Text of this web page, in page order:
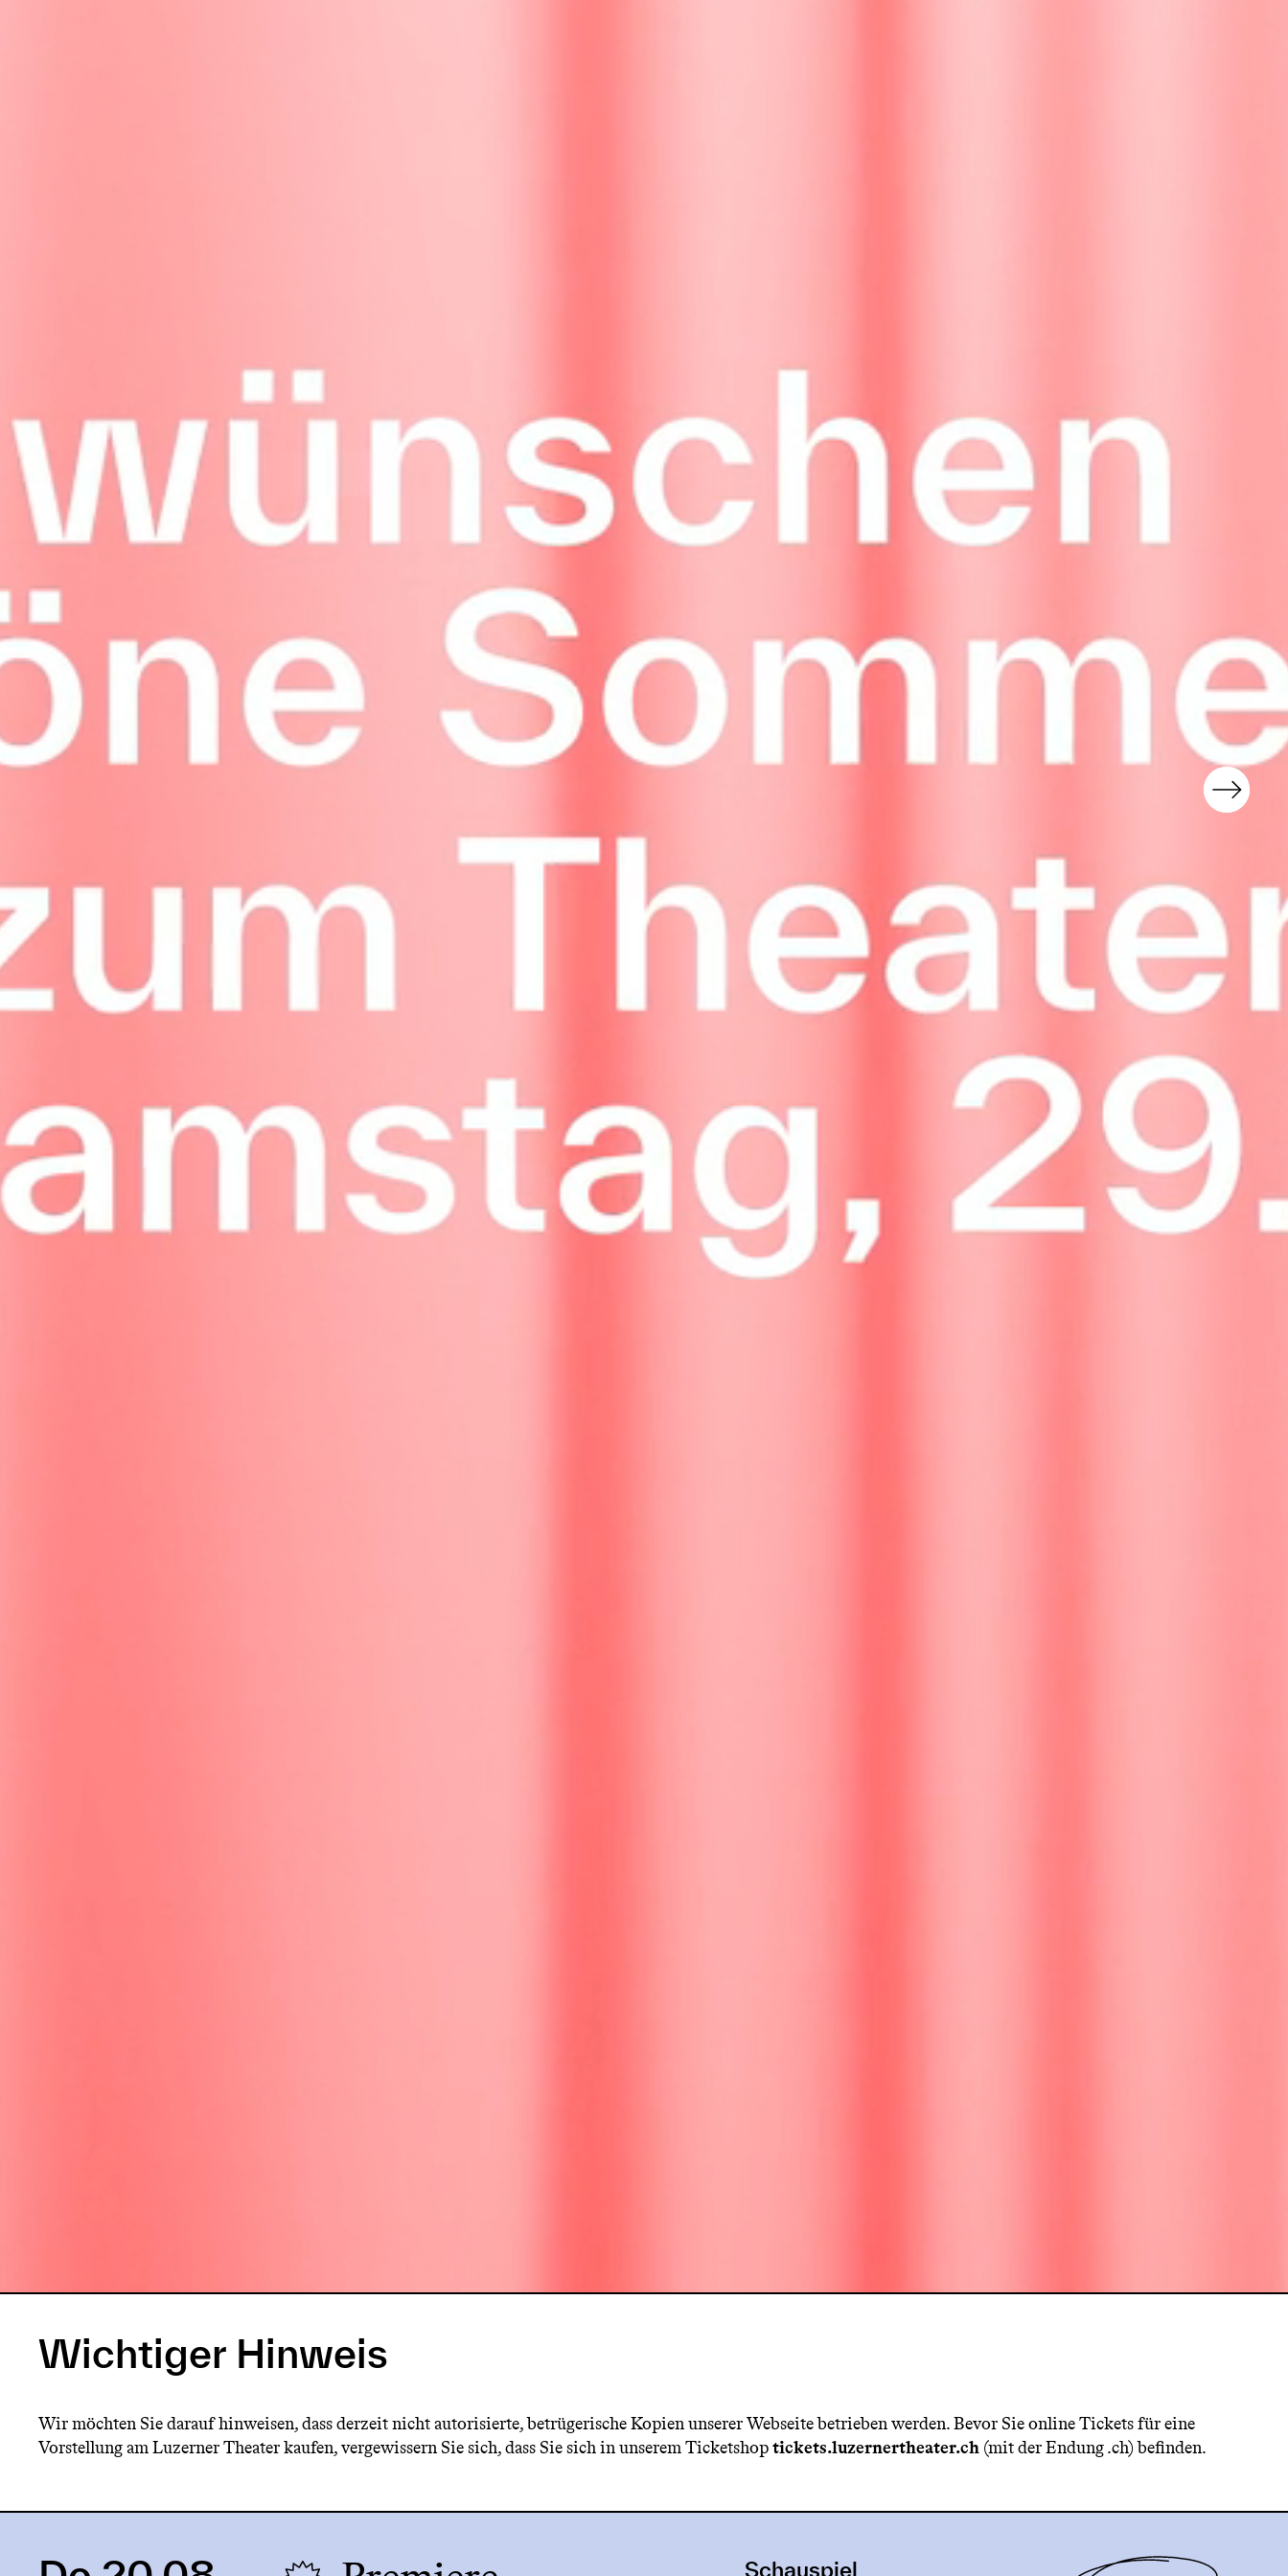
Wichtiger Hinweis
Wir möchten Sie darauf hinweisen, dass derzeit nicht autorisierte, betrügerische Kopien unserer Webseite betrieben werden. Bevor Sie online Tickets für eine
Vorstellung am Luzerner Theater kaufen, vergewissern Sie sich, dass Sie sich in unserem Ticketshoptickets.luzernertheater.ch(mit der Endung .ch) befinden.
Schauspiel